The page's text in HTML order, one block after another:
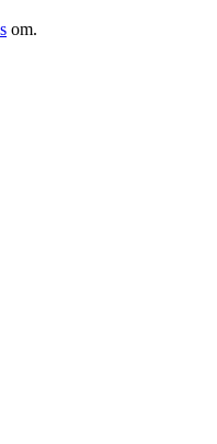
om.